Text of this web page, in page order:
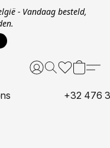
- Vandaag besteld,
+32 476